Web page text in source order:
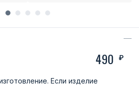
490 ₽
Если изделие